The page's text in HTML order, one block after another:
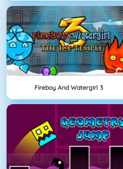
Fireboy And Watergirl 3